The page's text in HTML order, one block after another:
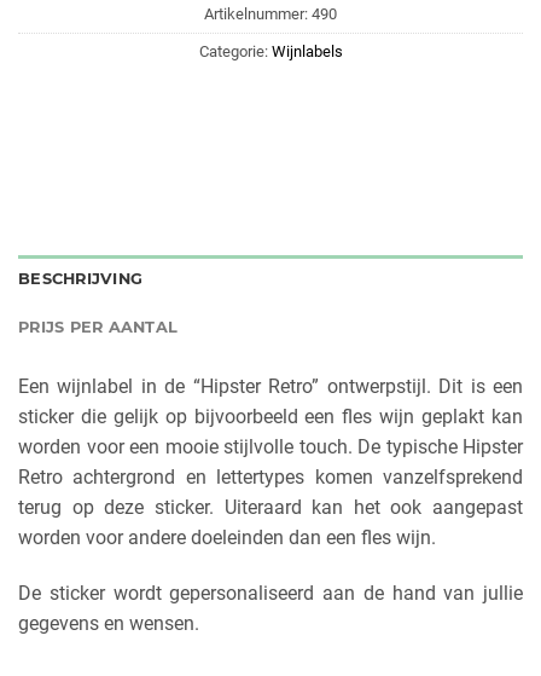
Artikelnummer: 490
Categorie: Wijnlabels
BESCHRIJVING
PRIJS PER AANTAL
Een wijnlabel in de “Hipster Retro” ontwerpstijl. Dit is een
sticker die gelijk op bijvoorbeeld een fles wijn geplakt kan
worden voor een mooie stijlvolle touch. De typische Hipster
Retro achtergrond en lettertypes komen vanzelfsprekend
terug op deze sticker. Uiteraard kan het ook aangepast
worden voor andere doeleinden dan een fles wijn.
De sticker wordt gepersonaliseerd aan de hand van jullie
gegevens en wensen.